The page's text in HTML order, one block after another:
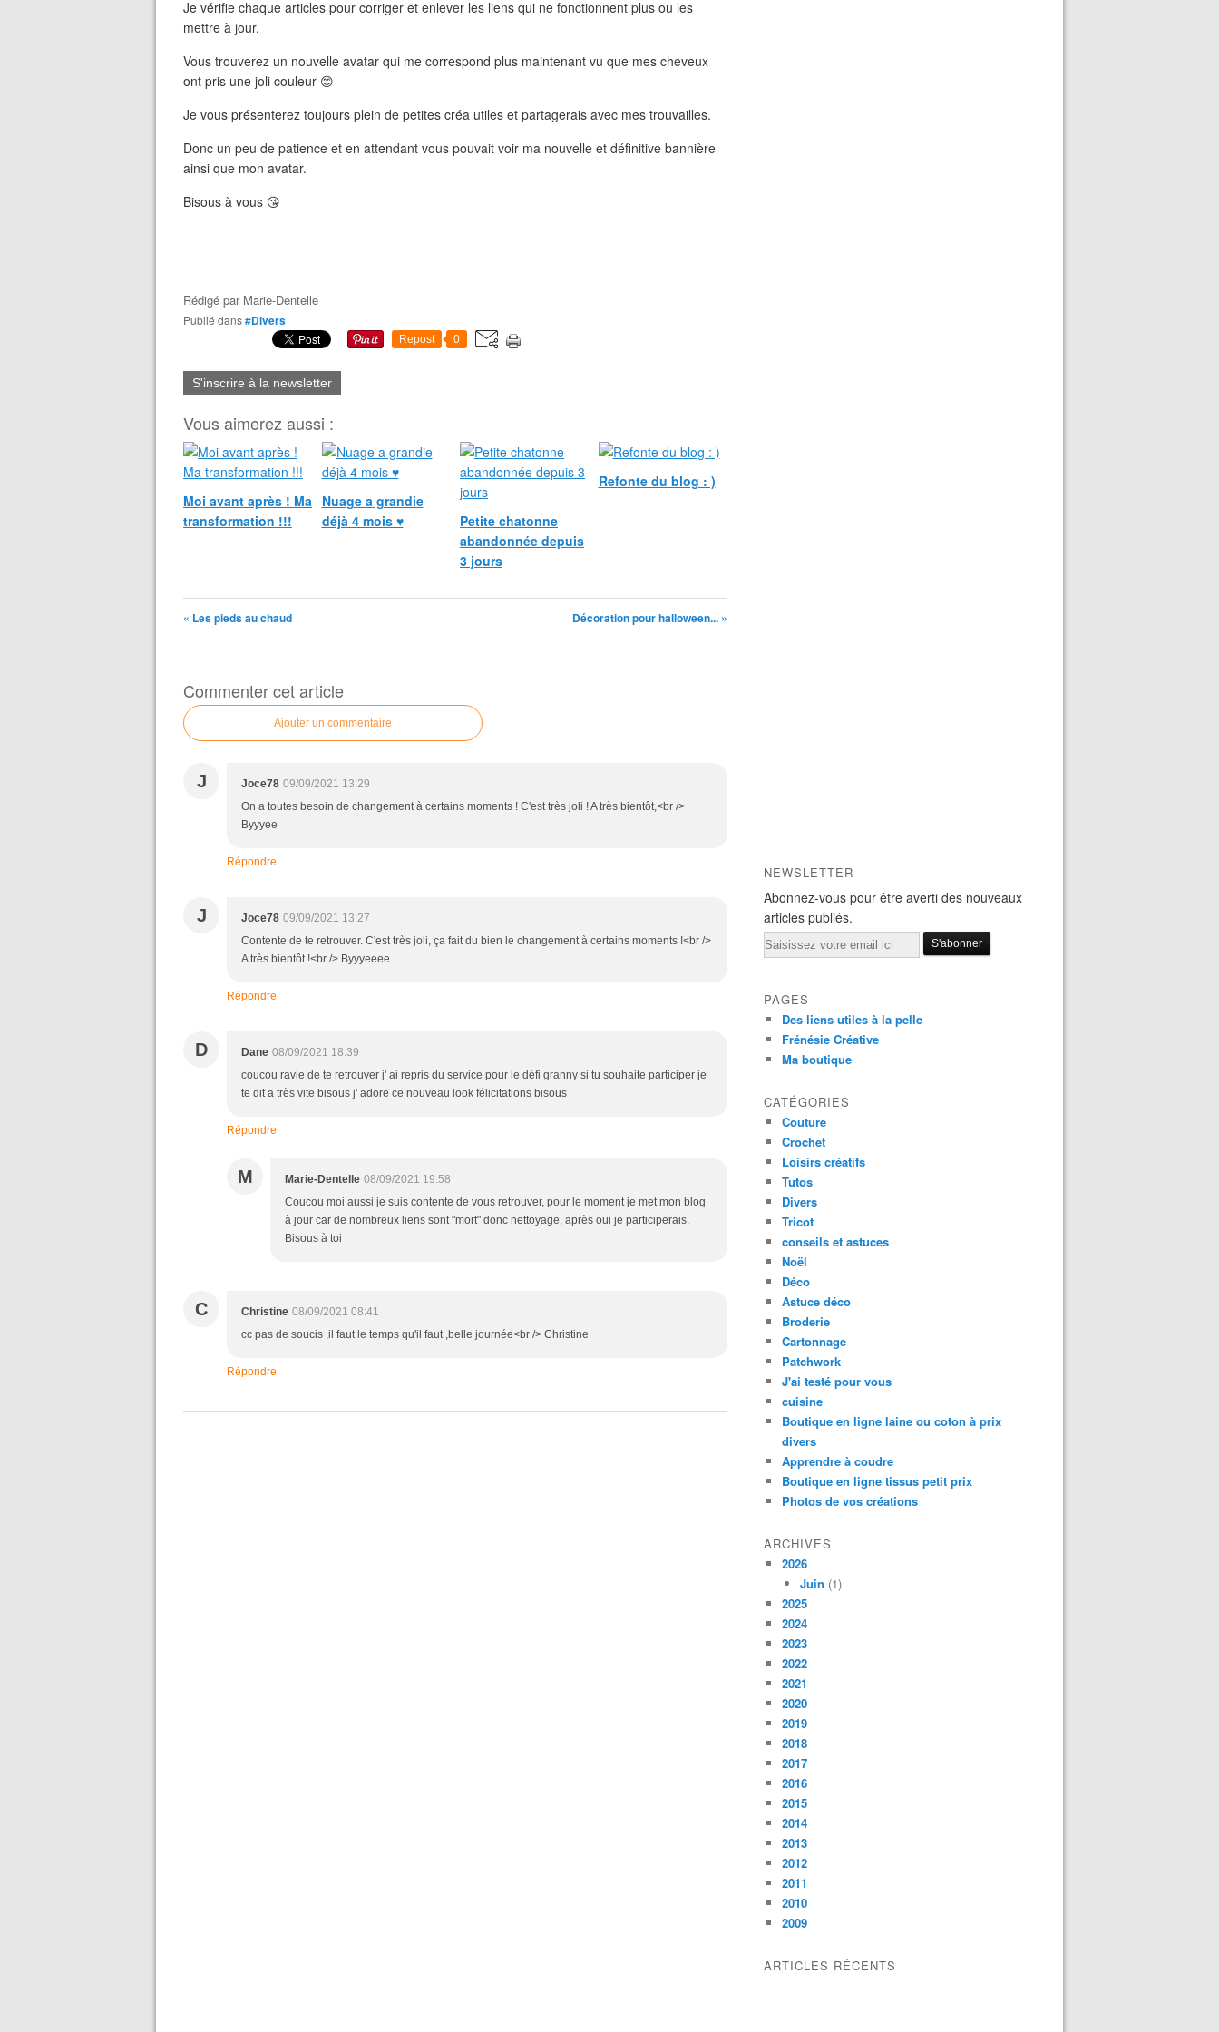
Je vérifie chaque articles pour corriger et enlever les liens qui ne fonctionnent plus ou les
mettre à jour.
Vous trouverez un nouvelle avatar qui me correspond plus maintenant vu que mes cheveux
ont pris une joli couleur 😊
Je vous présenterez toujours plein de petites créa utiles et partagerais avec mes trouvailles.
Donc un peu de patience et en attendant vous pouvait voir ma nouvelle et définitive bannière
ainsi que mon avatar.
Bisous à vous 😘
Rédigé par Marie-Dentelle
Publié dans#Divers
Repost 0
S'inscrire à la newsletter
Vous aimerez aussi :
Moi avant après ! Ma
transformation !!!
Nuage a grandie
déjà 4 mois ♥
Petite chatonne
abandonnée depuis
3 jours
Refonte du blog : )
« Les pieds au chaud Décoration pour halloween... »
Commenter cet article
Ajouter un commentaire
J Joce78 09/09/2021 13:29
On a toutes besoin de changement à certains moments ! C'est très joli ! A très bientôt,<br />
Byyyee
Répondre
J Joce78 09/09/2021 13:27
Contente de te retrouver. C'est très joli, ça fait du bien le changement à certains moments !<br />
A très bientôt !<br /> Byyyeeee
Répondre
D Dane 08/09/2021 18:39
coucou ravie de te retrouver j' ai repris du service pour le défi granny si tu souhaite participer je
te dit a très vite bisous j' adore ce nouveau look félicitations bisous
Répondre
M Marie-Dentelle 08/09/2021 19:58
Coucou moi aussi je suis contente de vous retrouver, pour le moment je met mon blog
à jour car de nombreux liens sont "mort" donc nettoyage, après oui je participerais.
Bisous à toi
C Christine 08/09/2021 08:41
cc pas de soucis ,il faut le temps qu'il faut ,belle journée<br /> Christine
Répondre
NEWSLETTER
Abonnez-vous pour être averti des nouveaux
articles publiés.
Email
PAGES
Des liens utiles à la pelle
Frénésie Créative
Ma boutique
CATÉGORIES
Couture
Crochet
Loisirs créatifs
Tutos
Divers
Tricot
conseils et astuces
Noël
Déco
Astuce déco
Broderie
Cartonnage
Patchwork
J'ai testé pour vous
cuisine
Boutique en ligne laine ou coton à prix
divers
Apprendre à coudre
Boutique en ligne tissus petit prix
Photos de vos créations
ARCHIVES
2026
Juin (1)
2025
2024
2023
2022
2021
2020
2019
2018
2017
2016
2015
2014
2013
2012
2011
2010
2009
ARTICLES RÉCENTS